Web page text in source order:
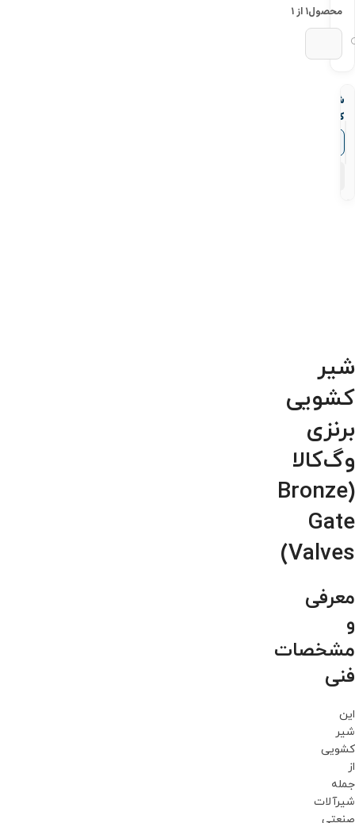
محصول۱ از ۱
شیر
کشویی
برنزی
سام
شیر
کشویی
برنزی
وگ‌کالا
(Bronze
Gate
Valves)
معرفی
و
مشخصات
فنی
این
شیر
کشویی
از
جمله
شیرآلات
صنعتی